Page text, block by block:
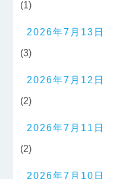
(1)
2026年7月13日
(3)
2026年7月12日
(2)
2026年7月11日
(2)
2026年7月10日